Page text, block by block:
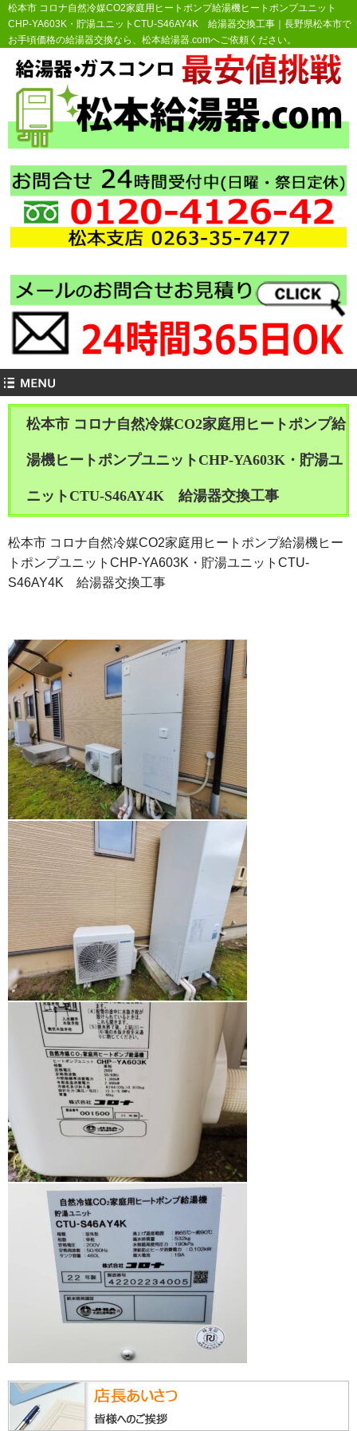
松本市 コロナ自然冷媒CO2家庭用ヒートポンプ給湯機ヒートポンプユニット
CHP-YA603K・貯湯ユニットCTU-S46AY4K 給湯器交換工事｜長野県松本市で
お手頃価格の給湯器交換なら、松本給湯器.comへご依頼ください。
松本市 コロナ自然冷媒CO2家庭用ヒートポンプ給
湯機ヒートポンプユニットCHP-YA603K・貯湯ユ
ニットCTU-S46AY4K 給湯器交換工事
松本市 コロナ自然冷媒CO2家庭用ヒートポンプ給湯機ヒー
トポンプユニットCHP-YA603K・貯湯ユニットCTU-
S46AY4K 給湯器交換工事